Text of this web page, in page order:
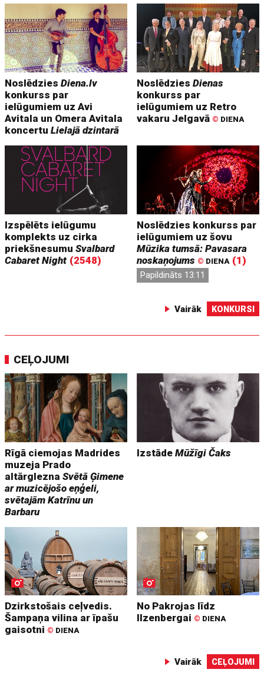
NoslēdziesDiena.lv
konkurss par
ielūgumiem uz Avi
Avitala un Omera Avitala
koncertuLielajā dzintarā
NoslēdziesDienas
konkurss par
ielūgumiem uz Retro
vakaru Jelgavā © DIENA
Izspēlēts ielūgumu
komplekts uz cirka
priekšnesumuSvalbard
Cabaret Night (2548)
Noslēdzies konkurss par
ielūgumiem uz šovu
Mūzika tumsā: Pavasara
noskaņojums © DIENA (1)
Papildināts 13:11
Vairāk KONKURSI
CEĻOJUMI
Rīgā ciemojas Madrides
muzeja Prado
altārgleznaSvētā Ģimene
ar muzicējošo eņģeli,
svētajām Katrīnu un
Barbaru
IzstādeMūžīgi Čaks
Dzirkstošais ceļvedis.
Šampaņa vilina ar īpašu
gaisotni © DIENA
No Pakrojas līdz
Ilzenbergai © DIENA
Vairāk CEĻOJUMI